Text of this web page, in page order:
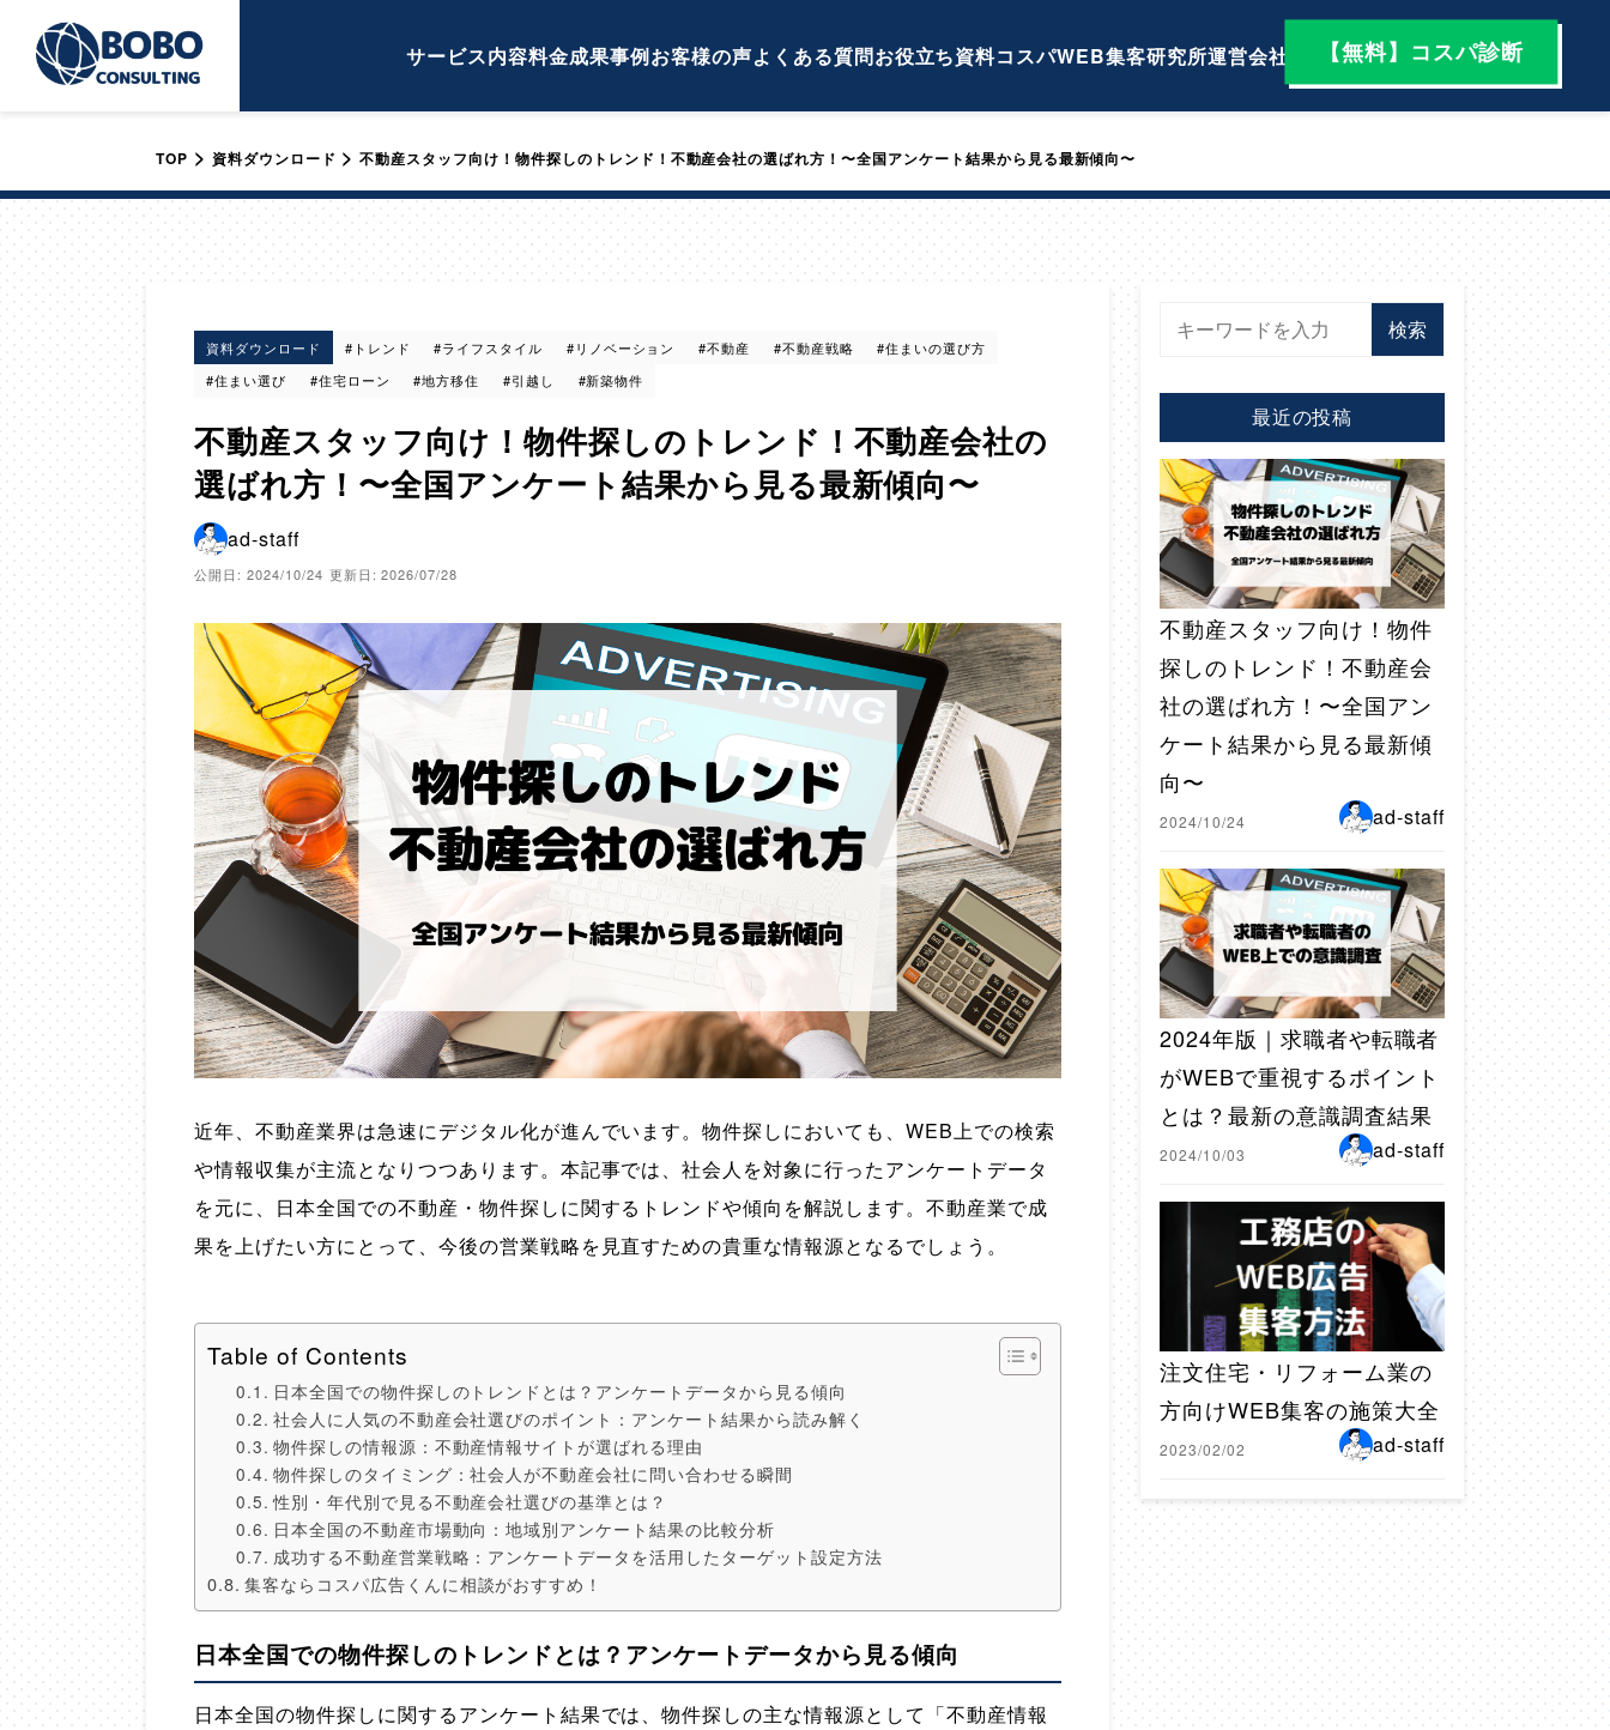
サービス内容料金成果事例お客様の声よくある質問お役立ち資料コスパWEB集客研究所運営会社 【無料】コスパ診断
TOP > 資料ダウンロード >不動産スタッフ向け！物件探しのトレンド！不動産会社の選ばれ方！〜全国アンケート結果から見る最新傾向〜
資料ダウンロード #トレンド #ライフスタイル #リノベーション #不動産 #不動産戦略
#住まいの選び方
#住まい選び
#住宅ローン #地方移住 #引越し #新築物件
不動産スタッフ向け！物件探しのトレンド！不動産会社の
選ばれ方！〜全国アンケート結果から見る最新傾向〜
ad-staff
公開日: 2024/10/24 更新日: 2026/07/28
近年、不動産業界は急速にデジタル化が進んでいます。物件探しにおいても、WEB上での検索
や情報収集が主流となりつつあります。本記事では、社会人を対象に行ったアンケートデータ
を元に、日本全国での不動産・物件探しに関するトレンドや傾向を解説します。不動産業で成
果を上げたい方にとって、今後の営業戦略を見直すための貴重な情報源となるでしょう。
Table of Contents
日本全国での物件探しのトレンドとは？アンケートデータから見る傾向
社会人に人気の不動産会社選びのポイント：アンケート結果から読み解く
物件探しの情報源：不動産情報サイトが選ばれる理由
物件探しのタイミング：社会人が不動産会社に問い合わせる瞬間
性別・年代別で見る不動産会社選びの基準とは？
日本全国の不動産市場動向：地域別アンケート結果の比較分析
成功する不動産営業戦略：アンケートデータを活用したターゲット設定方法
集客ならコスパ広告くんに相談がおすすめ！
日本全国での物件探しのトレンドとは？アンケートデータから見る傾向
日本全国の物件探しに関するアンケート結果では、物件探しの主な情報源として「不動産情報
検索
最近の投稿
不動産スタッフ向け！物件
探しのトレンド！不動産会
社の選ばれ方！〜全国アン
ケート結果から見る最新傾
向〜
2024/10/24 ad-staff
2024年版｜求職者や転職者
がWEBで重視するポイント
とは？最新の意識調査結果
2024/10/03 ad-staff
注文住宅・リフォーム業の
方向けWEB集客の施策大全
2023/02/02 ad-staff